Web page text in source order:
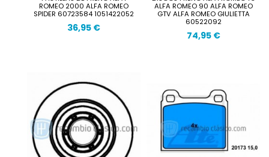
ROMEO 2000 ALFA ROMEO
SPIDER 60723584 1051422052
36,95 €
ALFA ROMEO 90 ALFA ROMEO
GTV ALFA ROMEO GIULIETTA
60522092
74,95 €